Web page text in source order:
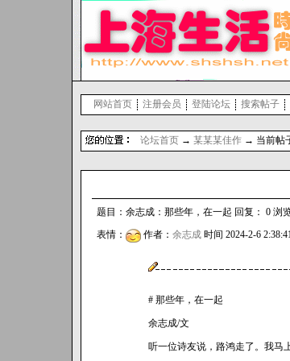
网站首页 注册会员 登陆论坛 搜索帖子
论坛首页 → 某某某佳作 → 当前帖
题目：余志成：那些年，在一起 回复： 0 浏
表情： 作者： 余志成 时间 2024-2-6
# 那些年，在一起
余志成/文
听一位诗友说，路鸿走了。我马